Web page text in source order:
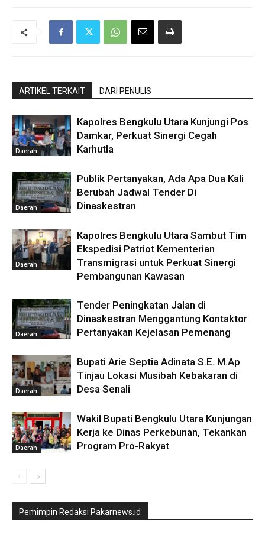
ARTIKEL TERKAIT DARI PENULIS
Daerah
Kapolres Bengkulu Utara Kunjungi Pos
Damkar, Perkuat Sinergi Cegah
Karhutla
Daerah
Publik Pertanyakan, Ada Apa Dua Kali
Berubah Jadwal Tender Di
Dinaskestran
Daerah
Kapolres Bengkulu Utara Sambut Tim
Ekspedisi Patriot Kementerian
Transmigrasi untuk Perkuat Sinergi
Pembangunan Kawasan
Daerah
Tender Peningkatan Jalan di
Dinaskestran Menggantung Kontaktor
Pertanyakan Kejelasan Pemenang
Daerah
Bupati Arie Septia Adinata S.E. M.Ap
Tinjau Lokasi Musibah Kebakaran di
Desa Senali
Daerah
Wakil Bupati Bengkulu Utara Kunjungan
Kerja ke Dinas Perkebunan, Tekankan
Program Pro-Rakyat
Pemimpin Redaksi Pakarnews.id